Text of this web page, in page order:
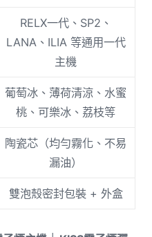
RELX一代、SP2、
LANA、ILIA 等通用一代
主機
葡萄冰、薄荷清涼、水蜜
桃、可樂冰、荔枝等
陶瓷芯（均勻霧化、不易
漏油）
雙泡殼密封包裝 + 外盒